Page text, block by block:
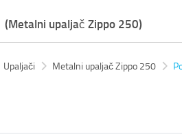
(Metalni upaljač Zippo 250)
Upaljači Metalni upaljač Zippo 250